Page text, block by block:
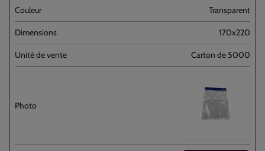
Transparent
170x220
Carton de 5000